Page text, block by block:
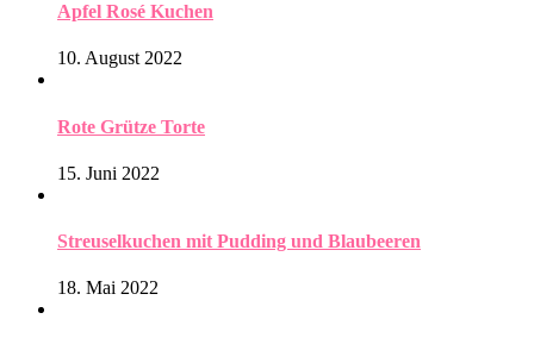
Apfel Rosé Kuchen
10. August 2022
Rote Grütze Torte
15. Juni 2022
Streuselkuchen mit Pudding und Blaubeeren
18. Mai 2022